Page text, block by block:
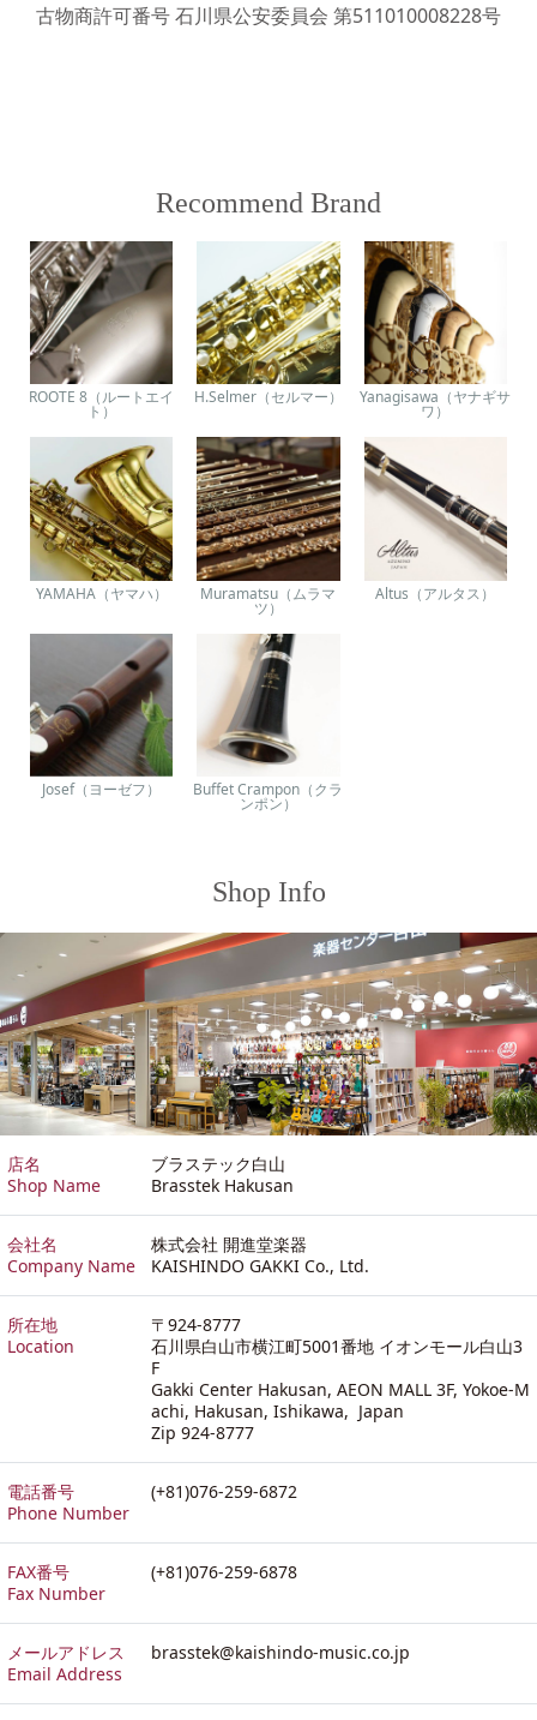
古物商許可番号 石川県公安委員会 第511010008228号
Recommend Brand
ROOTE 8（ルートエイ
ト）
H.Selmer（セルマー） Yanagisawa（ヤナギサ
ワ）
YAMAHA（ヤマハ） Muramatsu（ムラマ
ツ）
Altus（アルタス）
Josef（ヨーゼフ） Buffet Crampon（クラ
ンポン）
Shop Info
店名
Shop Name
ブラステック白山
Brasstek Hakusan
会社名
Company Name
株式会社 開進堂楽器
KAISHINDO GAKKI Co., Ltd.
所在地
Location
〒924-8777
石川県白山市横江町5001番地 イオンモール白山3
F
Gakki Center Hakusan, AEON MALL 3F, Yokoe-M
achi, Hakusan, Ishikawa, Japan
Zip 924-8777
電話番号
Phone Number
(+81)076-259-6872
FAX番号
Fax Number
(+81)076-259-6878
メールアドレス
Email Address
brasstek@kaishindo-music.co.jp